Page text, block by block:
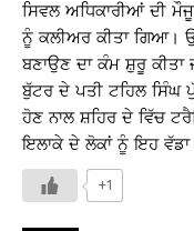
ਸਿਵਲ ਅਧਿਕਾਰੀਆਂ ਦੀ
ਨੂੰ ਕਲੀਅਰ ਕੀਤਾ ਗਿਆ।
ਬਣਾਉਣ ਦਾ ਕੰਮ ਸ਼ੁਰੂ
ਬੁੱਟਰ ਦੇ ਪਤੀ ਟਹਿਲ ਸਿੰਘ
ਹੋਣ ਨਾਲ ਸ਼ਹਿਰ ਦੇ ਵਿੱਚ
ਇਲਾਕੇ ਦੇ ਲੋਕਾਂ ਨੂੰ ਇਹ ਵੱਡਾ
+1